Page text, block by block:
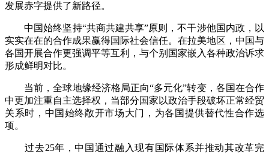
发展赤字提供了新路径。
中国始终坚持“共商共建共享”原则，不干涉他国内政，以
实实在在的合作成果赢得国际社会信任。在拉美地区，中国与
各国开展合作更强调平等互利，与个别国家嵌入各种政治诉求
形成鲜明对比。
当前，全球地缘经济格局正向“多元化”转变，各国在合作
中更加注重自主选择权，当部分国家以政治手段破坏正常经贸
关系时，中国始终敞开市场大门，为各国提供替代性合作选
项。
过去25年，中国通过融入现有国际体系并推动其改革完